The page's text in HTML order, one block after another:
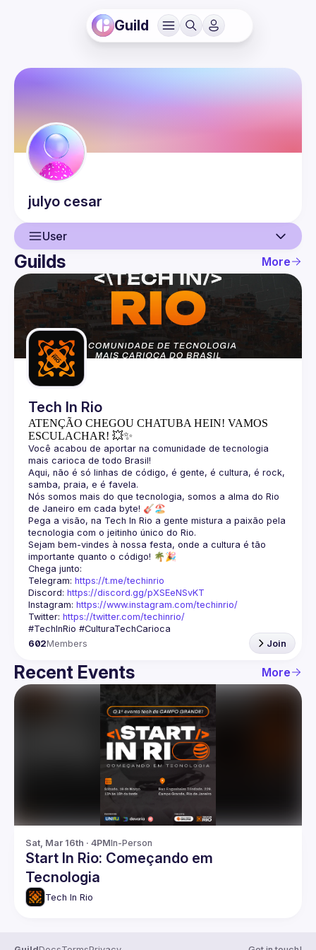
Guild
julyo cesar
User
User
Events
Guilds
Guilds More
Tech In Rio
ATENÇÃO CHEGOU CHATUBA HEIN! VAMOS
ESCULACHAR! 💥✨
Você acabou de aportar na comunidade de tecnologia
Aqui, não é só linhas de código, é gente, é cultura, é rock,
Nós somos mais do que tecnologia, somos a alma do Rio
Pega a visão, na Tech In Rio a gente mistura a paixão pela
Sejam bem-vindes à nossa festa, onde a cultura é tão
Telegram: https://t.me/techinrio
Discord: https://discord.gg/pXSEeNSvKT
Instagram: https://www.instagram.com/techinrio/
Twitter: https://twitter.com/techinrio/
602Members Join
Recent Events More
Sat, Mar 16th · 4PMIn-Person
Start In Rio: Começando em
Tecnologia
Tech In Rio